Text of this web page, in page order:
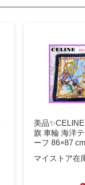
美品
旗 車輪 海洋
ーフ 86×87 cm
マイストア在